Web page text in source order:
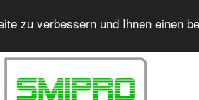
zu verbessern und Ihnen einen